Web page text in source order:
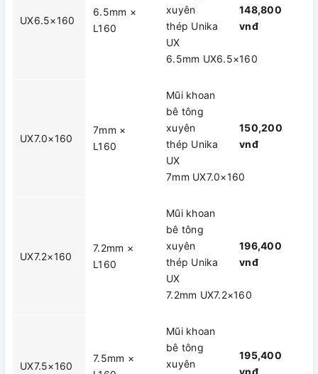
UX6.5×160
6.5mm ×
L160
xuyên
thép Unika
UX
6.5mm UX6.5×160
148,800
vnđ
UX7.0×160
7mm ×
L160
Mũi khoan
bê tông
xuyên
thép Unika
UX
7mm UX7.0×160
150,200
vnđ
UX7.2×160
7.2mm ×
L160
Mũi khoan
bê tông
xuyên
thép Unika
UX
7.2mm UX7.2×160
196,400
vnđ
UX7.5×160
7.5mm ×
Mũi khoan
bê tông
xuyên
195,400
vnđ